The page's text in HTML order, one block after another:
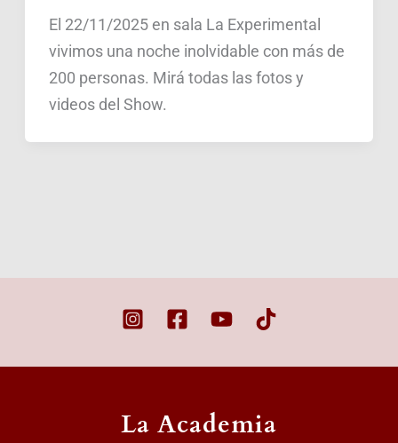
El 22/11/2025 en sala La Experimental
vivimos una noche inolvidable con más de
200 personas. Mirá todas las fotos y
videos del Show.
La Academia